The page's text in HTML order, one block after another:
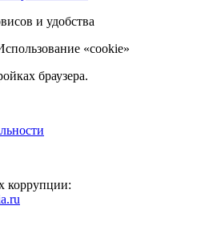
и удобства
«cookie»
браузера.
коррупции: